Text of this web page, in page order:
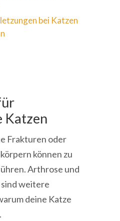
bei Katzen
Katzen
Frakturen oder
können zu
Arthrose und
weitere
deine Katze